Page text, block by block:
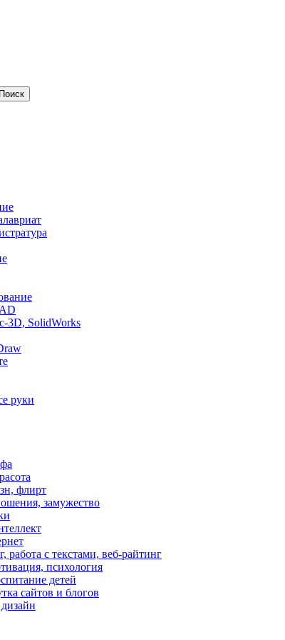
Поиск
3D, SolidWorks
руки
флирт
замужество
работа с текстами, веб-райтинг
психология
детей
сайтов и блогов